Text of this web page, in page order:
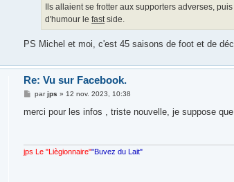
Ils allaient se frotter aux supporters adverses,
d'humour lefast side.
PS Michel et moi, c'est 45 saisons de foot et de
Re: Vu sur Facebook.
M
s
parjps » 12 nov. 2023, 10:38
merci pour les infos , triste nouvelle, je suppose
jps Le "Liègionnaire""Buvez du Lait"